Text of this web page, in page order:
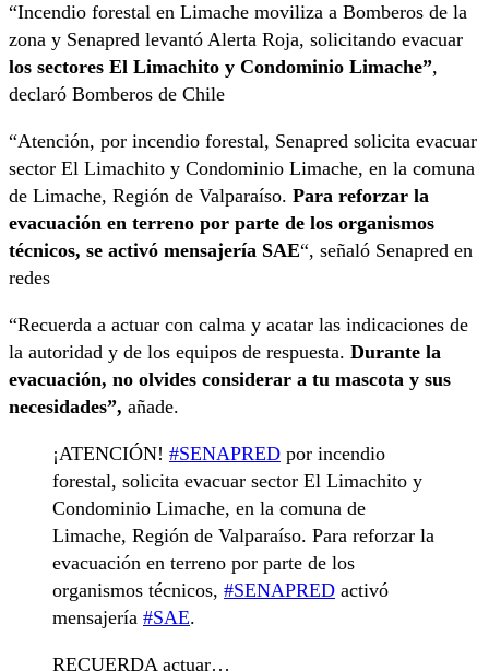
“Incendio forestal en Limache moviliza a Bomberos de la
zona y Senapred levantó Alerta Roja, solicitando evacuar
los sectores El Limachito y Condominio Limache”,
declaró Bomberos de Chile
“Atención, por incendio forestal, Senapred solicita evacuar
sector El Limachito y Condominio Limache, en la comuna
de Limache, Región de Valparaíso. Para reforzar la
evacuación en terreno por parte de los organismos
técnicos, se activó mensajería SAE“, señaló Senapred en
redes
“Recuerda a actuar con calma y acatar las indicaciones de
la autoridad y de los equipos de respuesta. Durante la
evacuación, no olvides considerar a tu mascota y sus
necesidades”, añade.
¡ATENCIÓN! #SENAPRED por incendio
forestal, solicita evacuar sector El Limachito y
Condominio Limache, en la comuna de
Limache, Región de Valparaíso. Para reforzar la
evacuación en terreno por parte de los
organismos técnicos, #SENAPRED activó
mensajería #SAE.
RECUERDA actuar…